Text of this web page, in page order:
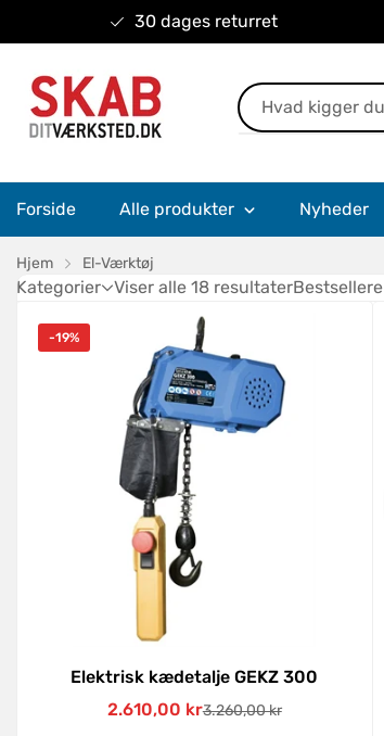
30 dages returret
Forside Alle produkter Nyheder
Hjem El-Værktøj
Kategorier Viser alle 18 resultaterBestsellere
-19%
Elektrisk kædetalje GEKZ 300
Udsalgspris
2.610,00 krNormal
3.260,00 kr